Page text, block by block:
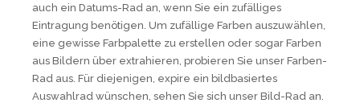
auch ein Datums-Rad an, wenn Sie ein zufälliges
Eintragung benötigen. Um zufällige Farben auszuwählen,
eine gewisse Farbpalette zu erstellen oder sogar Farben
aus Bildern über extrahieren, probieren Sie unser Farben-
Rad aus. Für diejenigen, expire ein bildbasiertes
Auswahlrad wünschen, sehen Sie sich unser Bild-Rad an.